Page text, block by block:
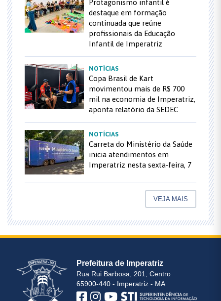
Protagonismo infantil é
destaque em formação
continuada que reúne
profissionais da Educação
Infantil de Imperatriz
NOTÍCIAS
Copa Brasil de Kart
movimentou mais de R$ 700
mil na economia de Imperatriz,
aponta relatório da SEDEC
NOTÍCIAS
Carreta do Ministério da Saúde
inicia atendimentos em
Imperatriz nesta sexta-feira, 7
VEJA MAIS
Prefeitura de Imperatriz
Rua Rui Barbosa, 201, Centro
65900-440 - Imperatriz - MA